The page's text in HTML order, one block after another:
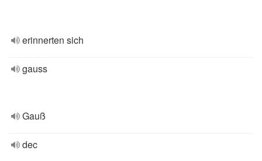
erinnerten sich
gauss
Gauß
dec